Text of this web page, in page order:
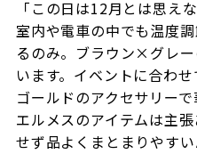
「この日は12月とは思え
室内や電車の中でも温度
るのみ。ブラウン×グレ
います。イベントに合わ
ゴールドのアクセサリー
エルメスのアイテムは主
せず品よくまとまりやすい